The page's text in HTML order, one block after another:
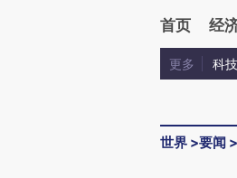
首页 经
更多 科技
世界 >要闻 >